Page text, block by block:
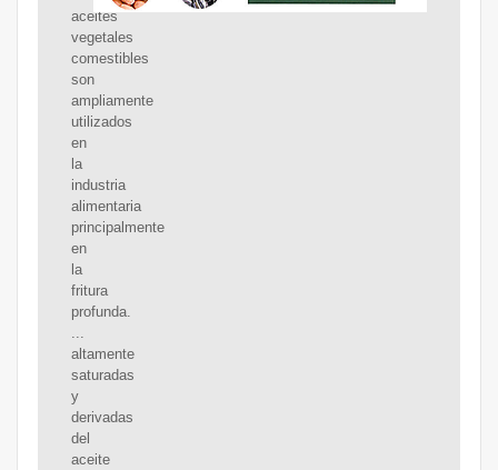
aceites
vegetales
comestibles
son
ampliamente
utilizados
en
la
industria
alimentaria
principalmente
en
la
fritura
profunda.
...
altamente
saturadas
y
derivadas
del
aceite